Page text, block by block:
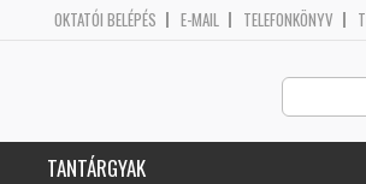
OKTATÓI BELÉPÉS E-MAIL TELEFONKÖNYV
TANTÁRGYAK